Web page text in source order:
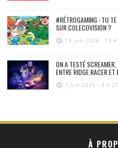
#RÉTROGAMING : TU
SUR COLECOVISION ?
19 juin 2026 - 19 h
ON A TESTÉ
ENTRE RIDGE RACER
7 juin 2026 - 9 h 27
À